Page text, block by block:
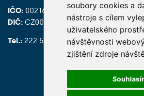
soubory cookies a
nástroje s cílem
uživatelského
návštěvnosti
zjištění zdroje
IČO: 00216208
DIČ: CZ00216208
Tel.: 222 539 200